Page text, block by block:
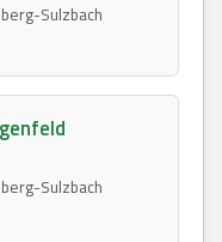
Sulzbach
Sulzbach